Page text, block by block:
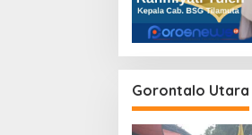
Gorontalo Utara